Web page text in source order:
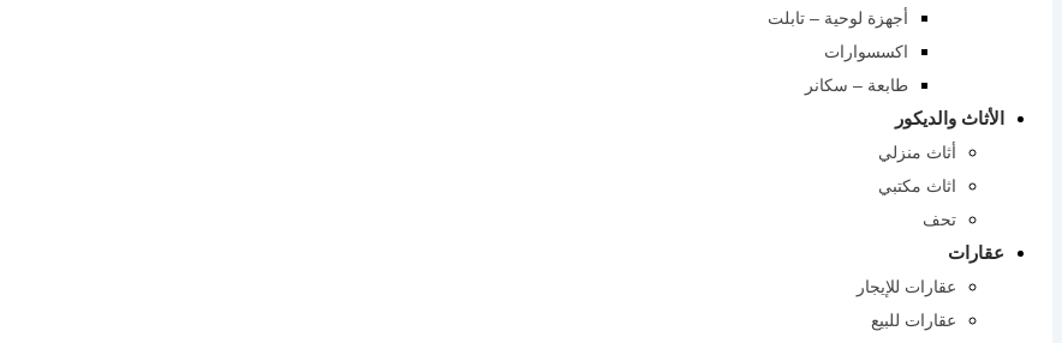
أجهزة لوحية – تابلت
اكسسوارات
طابعة – سكانر
الأثاث والديكور
أثاث منزلي
اثاث مكتبي
تحف
عقارات
عقارات للإيجار
عقارات للبيع